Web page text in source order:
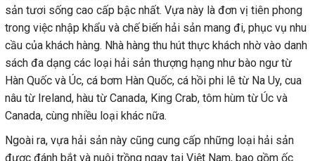
sản tươi sống cao cấp bậc nhất. Vựa này là đơn vị tiên phong
trong việc nhập khẩu và chế biến hải sản mang đi, phục vụ nhu
cầu của khách hàng. Nhà hàng thu hút thực khách nhờ vào danh
sách đa dạng các loại hải sản thượng hạng như bào ngư từ
Hàn Quốc và Úc, cá bơm Hàn Quốc, cá hồi phi lê từ Na Uy, cua
nâu từ Ireland, hàu từ Canada, King Crab, tôm hùm từ Úc và
Canada, cùng nhiều loại khác nữa.
Ngoài ra, vựa hải sản này cũng cung cấp những loại hải sản
được đánh bắt và nuôi trồng ngay tại Việt Nam, bao gồm ốc